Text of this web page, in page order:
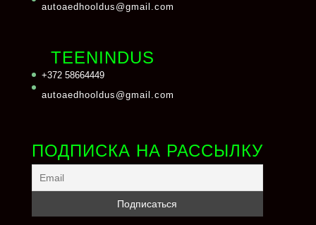
autoaedhooldus@gmail.com
TEENINDUS
+372 58664449
autoaedhooldus@gmail.com
ПОДПИСКА НА РАССЫЛКУ